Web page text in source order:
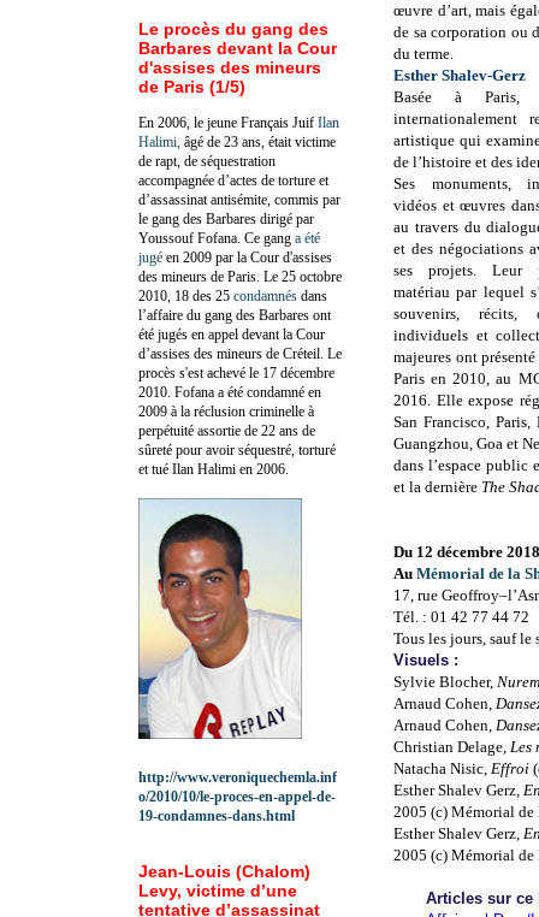
œuvre d’art, mais
de sa corporation ou
du terme.
Esther Shalev-Gerz
Basée à
internationalement
artistique qui
de l’histoire et des
Ses monuments,
vidéos et œuvres
au travers du
et des négociations
ses projets. Leur
matériau par lequel
souvenirs, récits,
individuels et
majeures ont
Paris en 2010, au
2016. Elle expose
San Francisco,
Guangzhou, Goa et
dans l’espace public
et la dernière The
Du 12 décembre
Au Mémorial de la
17, rue
Tél. : 01 42 77 44 72
Tous les jours, sauf le
Visuels :
Sylvie Blocher,
Arnaud Cohen,
Arnaud Cohen,
Christian Delage, Les
Natacha Nisic, Effroi
Esther Shalev Gerz,
2005 (c) Mémorial de
Esther Shalev Gerz,
2005 (c) Mémorial de
Articles sur ce
Le procès du gang des
Barbares devant la Cour
d'assises des mineurs
de Paris (1/5)
En 2006, le jeune Français Juif Ilan
Halimi, âgé de 23 ans, était victime
de rapt, de séquestration
accompagnée d’actes de torture et
d’assassinat antisémite, commis par
le gang des Barbares dirigé par
Youssouf Fofana. Ce gang a été
jugé en 2009 par la Cour d'assises
des mineurs de Paris. Le 25 octobre
2010, 18 des 25 condamnés dans
l’affaire du gang des Barbares ont
été jugés en appel devant la Cour
d’assises des mineurs de Créteil. Le
procès s'est achevé le 17 décembre
2010. Fofana a été condamné en
2009 à la réclusion criminelle à
perpétuité assortie de 22 ans de
sûreté pour avoir séquestré, torturé
et tué Ilan Halimi en 2006.
http://www.veroniquechemla.inf
o/2010/10/le-proces-en-appel-de-
19-condamnes-dans.html
Jean-Louis (Chalom)
Levy, victime d’une
tentative d’assassinat